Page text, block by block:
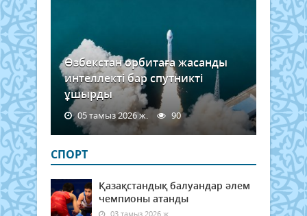
Өзбекстан орбитаға жасанды
интеллекті бар спутникті
ұшырды
05 тамыз 2026 ж. 90
СПОРТ
Қазақстандық балуандар әлем
чемпионы атанды
03 тамыз 2026 ж.